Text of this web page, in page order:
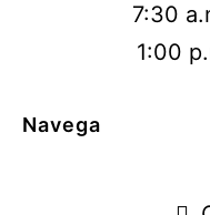
7:30
1:00
Navega